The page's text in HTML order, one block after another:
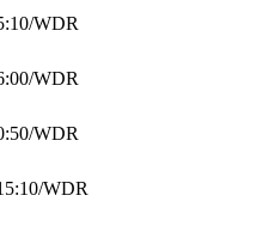
/WDR
/WDR
/WDR
/WDR